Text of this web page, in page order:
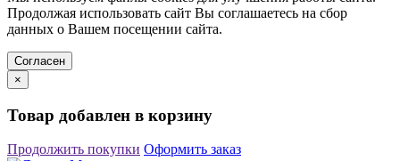
Продолжая использовать сайт Вы соглашаетесь на сбор
данных о Вашем посещении сайта.
Cогласен
×
Товар добавлен в корзину
Продолжить покупки Оформить заказ